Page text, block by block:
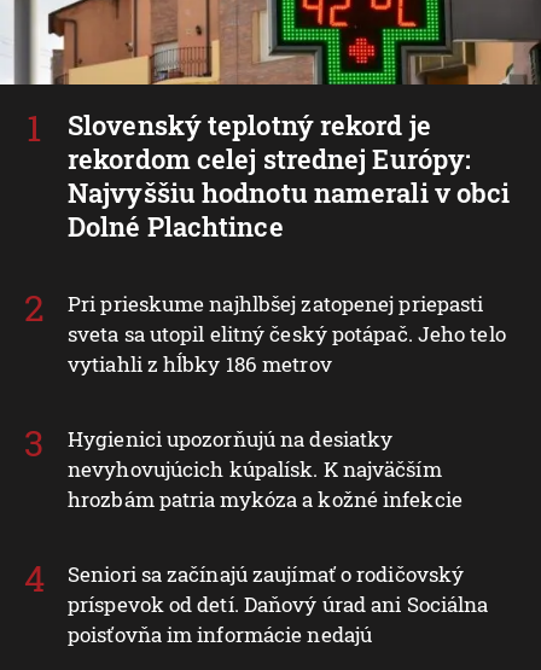
Slovenský teplotný rekord je
rekordom celej strednej Európy:
Najvyššiu hodnotu namerali v obci
Dolné Plachtince
Pri prieskume najhlbšej zatopenej priepasti
sveta sa utopil elitný český potápač. Jeho telo
vytiahli z hĺbky 186 metrov
Hygienici upozorňujú na desiatky
nevyhovujúcich kúpalísk. K najväčším
hrozbám patria mykóza a kožné infekcie
Seniori sa začínajú zaujímať o rodičovský
príspevok od detí. Daňový úrad ani Sociálna
poisťovňa im informácie nedajú